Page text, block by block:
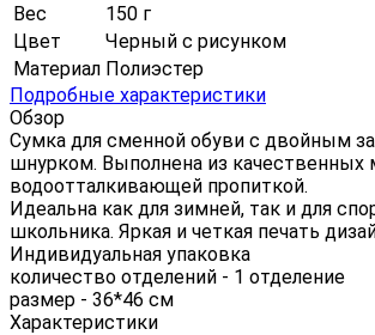
Вес
150 г
Цвет
Черный с рисунком
Материал Полиэстер
Подробные характеристики
Обзор
Сумка для сменной обуви с двойным
шнурком. Выполнена из качественных
водоотталкивающей пропиткой.
Идеальна как для зимней, так и для
школьника. Яркая и четкая печать
Индивидуальная упаковка
количество отделений - 1 отделение
размер - 36*46 см
Характеристики